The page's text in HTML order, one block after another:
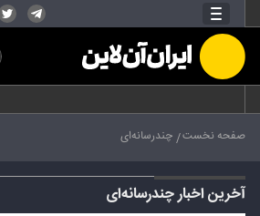
صفحه نخست چندرسانه‌ای
آخرین اخبار چندرسانه‌ای